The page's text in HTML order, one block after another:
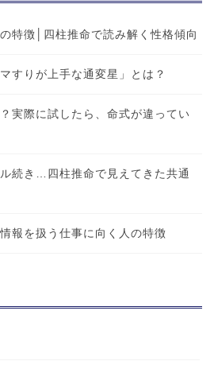
特徴│四柱推命で読み解く性格傾向
すりが上手な通変星」とは？
実際に試したら、命式が違ってい
続き…四柱推命で見えてきた共通
報を扱う仕事に向く人の特徴